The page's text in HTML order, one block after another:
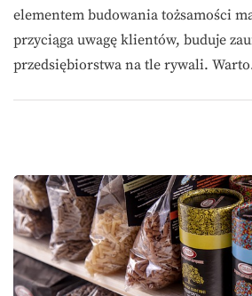
elementem budowania tożsamości
przyciąga uwagę klientów, buduje
przedsiębiorstwa na tle rywali.